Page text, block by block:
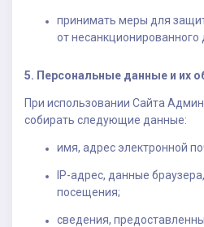
принимать меры для
от несанкционированного
5. Персональные данные и их
При использовании Сайта
собирать следующие данные:
имя, адрес электронной
IP-адрес, данные
посещения;
сведения,